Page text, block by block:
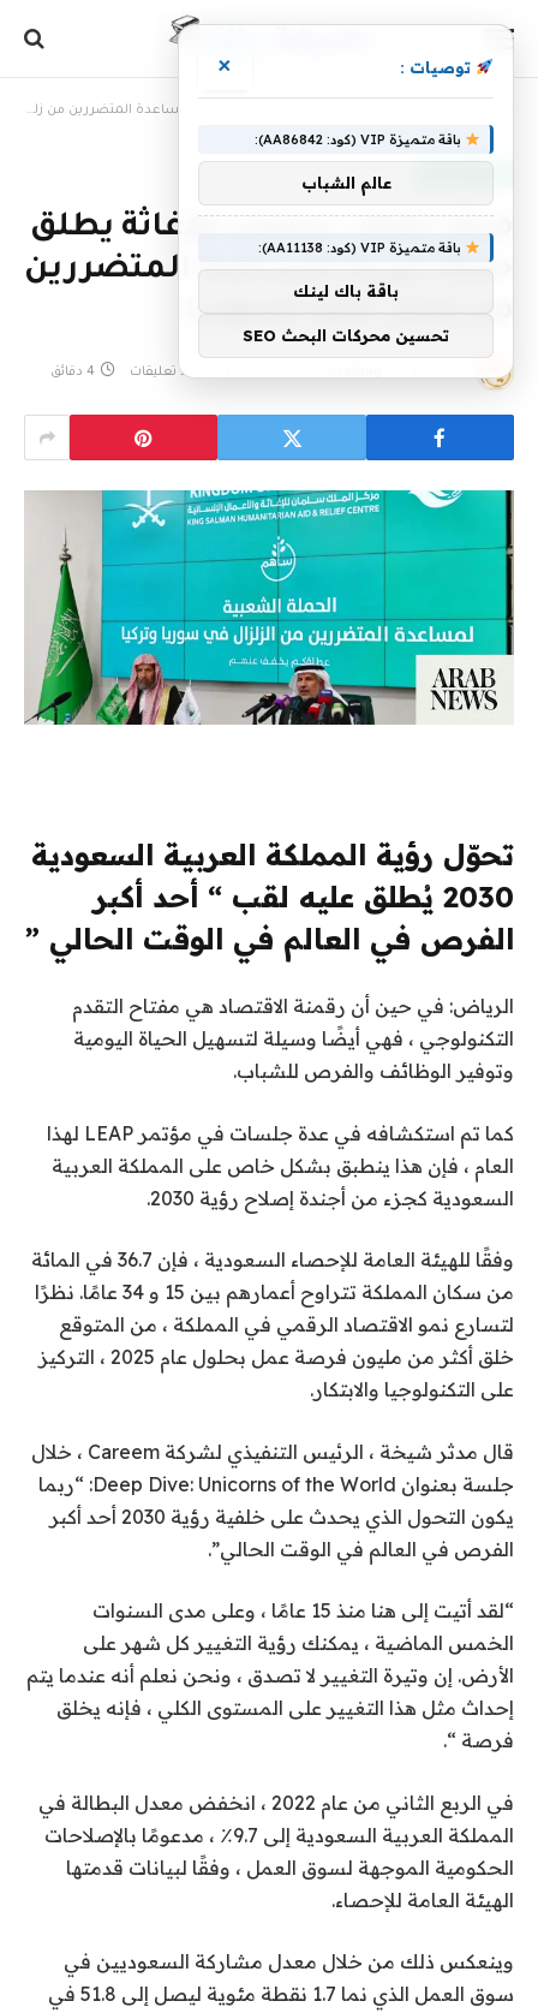
مركز الملك سلمان للإغاثة يطلق حملة خيرية لمساعدة المتضررين من زلزال تركيا وسوريا
مركز الملك سلمان للإغاثة يطلق
حملة خيرية لمساعدة المتضررين
من زلزال تركيا وسوريا
لا توجد تعليقات 4 دقائق
تحوّل رؤية المملكة العربية السعودية
2030 يُطلق عليه لقب “ أحد أكبر
الفرص في العالم في الوقت الحالي ”
الرياض: في حين أن رقمنة الاقتصاد هي مفتاح التقدم
التكنولوجي ، فهي أيضًا وسيلة لتسهيل الحياة اليومية
وتوفير الوظائف والفرص للشباب.
كما تم استكشافه في عدة جلسات في مؤتمر LEAP لهذا
العام ، فإن هذا ينطبق بشكل خاص على المملكة العربية
السعودية كجزء من أجندة إصلاح رؤية 2030.
وفقًا للهيئة العامة للإحصاء السعودية ، فإن 36.7 في المائة
من سكان المملكة تتراوح أعمارهم بين 15 و 34 عامًا. نظرًا
لتسارع نمو الاقتصاد الرقمي في المملكة ، من المتوقع
خلق أكثر من مليون فرصة عمل بحلول عام 2025 ، التركيز
على التكنولوجيا والابتكار.
قال مدثر شيخة ، الرئيس التنفيذي لشركة Careem ، خلال
جلسة بعنوان Deep Dive: Unicorns of the World: “ربما
يكون التحول الذي يحدث على خلفية رؤية 2030 أحد أكبر
الفرص في العالم في الوقت الحالي”.
“لقد أتيت إلى هنا منذ 15 عامًا ، وعلى مدى السنوات
الخمس الماضية ، يمكنك رؤية التغيير كل شهر على
الأرض. إن وتيرة التغيير لا تصدق ، ونحن نعلم أنه عندما يتم
إحداث مثل هذا التغيير على المستوى الكلي ، فإنه يخلق
فرصة “.
في الربع الثاني من عام 2022 ، انخفض معدل البطالة في
المملكة العربية السعودية إلى 9.7٪ ، مدعومًا بالإصلاحات
الحكومية الموجهة لسوق العمل ، وفقًا لبيانات قدمتها
الهيئة العامة للإحصاء.
وينعكس ذلك من خلال معدل مشاركة السعوديين في
سوق العمل الذي نما 1.7 نقطة مئوية ليصل إلى 51.8 في
توصيات : ×
باقة متميزة VIP (كود: AA86842):
عالم الشباب
باقة متميزة VIP (كود: AA11138):
باقة باك لينك
تحسين محركات البحث SEO